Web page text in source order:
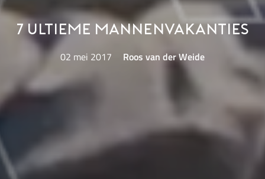
7 ultieme mannenvakanties
02 mei 2017 Roos van der Weide